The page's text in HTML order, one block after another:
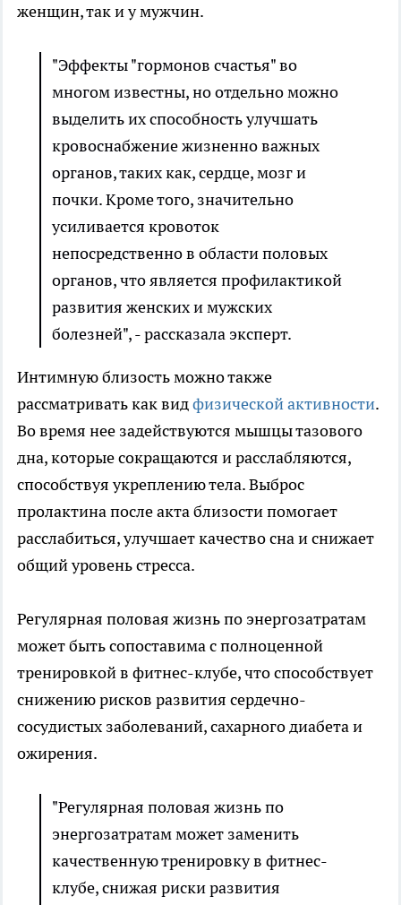
женщин, так и у мужчин.
"Эффекты "гормонов счастья" во
многом известны, но отдельно можно
выделить их способность улучшать
кровоснабжение жизненно важных
органов, таких как, сердце, мозг и
почки. Кроме того, значительно
усиливается кровоток
непосредственно в области половых
органов, что является профилактикой
развития женских и мужских
болезней", - рассказала эксперт.
Интимную близость можно также
рассматривать как видфизической активности.
Во время нее задействуются мышцы тазового
дна, которые сокращаются и расслабляются,
способствуя укреплению тела. Выброс
пролактина после акта близости помогает
расслабиться, улучшает качество сна и снижает
общий уровень стресса.
Регулярная половая жизнь по энергозатратам
может быть сопоставима с полноценной
тренировкой в фитнес-клубе, что способствует
снижению рисков развития сердечно-
сосудистых заболеваний, сахарного диабета и
ожирения.
"Регулярная половая жизнь по
энергозатратам может заменить
качественную тренировку в фитнес-
клубе, снижая риски развития